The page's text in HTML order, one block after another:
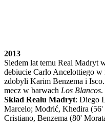
2013
Siedem lat temu Real Madryt
debiucie Carlo Ancelottiego
zdobyli Karim Benzema i
mecz w barwach Los Blancos.
Skład Realu Madryt: Diego
Marcelo; Modrić, Khedira
Cristiano, Benzema (80'